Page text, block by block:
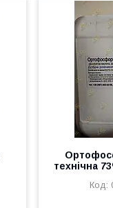
технічна